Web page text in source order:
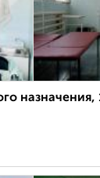
назначения,